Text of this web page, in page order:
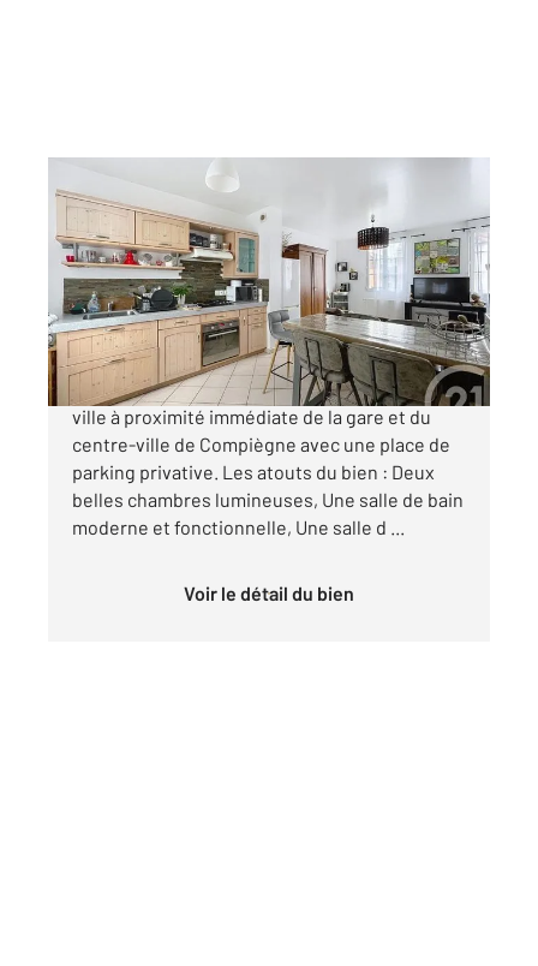
MARGNY LES COMPIEGNE 60
81,70 m2, 3 pièces
Ref : 16468
Maison à vendre
178 500 €
Margny-lès-Compiègne, Charmante maison de
ville à proximité immédiate de la gare et du
centre-ville de Compiègne avec une place de
parking privative. Les atouts du bien : Deux
belles chambres lumineuses, Une salle de bain
moderne et fonctionnelle, Une salle d ...
Voir le détail du bien